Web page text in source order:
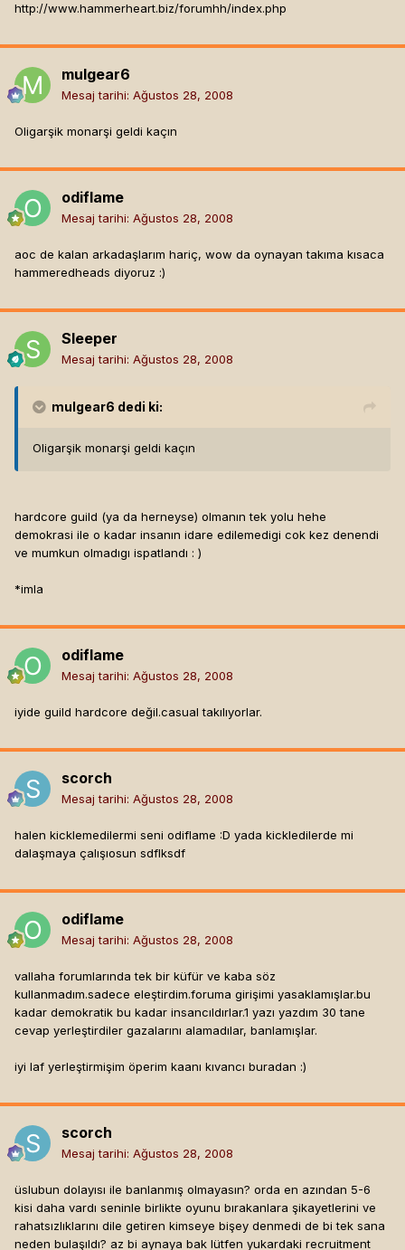
http://www.hammerheart.biz/forumhh/index.php
mulgear6
Mesaj tarihi: Ağustos 28, 2008
Oligarşik monarşi geldi kaçın
odiflame
Mesaj tarihi: Ağustos 28, 2008
aoc de kalan arkadaşlarım hariç, wow da oynayan takıma kısaca
hammeredheads diyoruz :)
Sleeper
Mesaj tarihi: Ağustos 28, 2008
mulgear6 dedi ki:
Oligarşik monarşi geldi kaçın
hardcore guild (ya da herneyse) olmanın tek yolu hehe
demokrasi ile o kadar insanın idare edilemedigi cok kez denendi
ve mumkun olmadıgı ispatlandı : )
*imla
odiflame
Mesaj tarihi: Ağustos 28, 2008
iyide guild hardcore değil.casual takılıyorlar.
scorch
Mesaj tarihi: Ağustos 28, 2008
halen kicklemedilermi seni odiflame :D yada kickledilerde mi
dalaşmaya çalışıosun sdflksdf
odiflame
Mesaj tarihi: Ağustos 28, 2008
vallaha forumlarında tek bir küfür ve kaba söz
kullanmadım.sadece eleştirdim.foruma girişimi yasaklamışlar.bu
kadar demokratik bu kadar insancıldırlar.1 yazı yazdım 30 tane
cevap yerleştirdiler gazalarını alamadılar, banlamışlar.
iyi laf yerleştirmişim öperim kaanı kıvancı buradan :)
scorch
Mesaj tarihi: Ağustos 28, 2008
üslubun dolayısı ile banlanmış olmayasın? orda en azından 5-6
kisi daha vardı seninle birlikte oyunu bırakanlara şikayetlerini ve
rahatsızlıklarını dile getiren kimseye bişey denmedi de bi tek sana
neden bulaşıldı? az bi aynaya bak lütfen yukardaki recruitment